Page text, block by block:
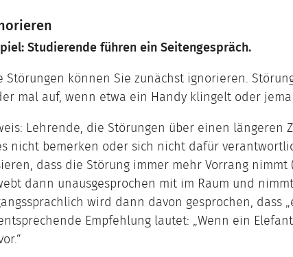
Studierende führen ein Seitengespräch.
Störungen können Sie zunächst ignorieren.
mal auf, wenn etwa ein Handy klingelt oder
Lehrende, die Störungen über einen längeren
nicht bemerken oder sich nicht dafür
dass die Störung immer mehr Vorrang nimmt
dann unausgesprochen mit im Raum und
wird dann davon gesprochen, dass
Empfehlung lautet: „Wenn ein